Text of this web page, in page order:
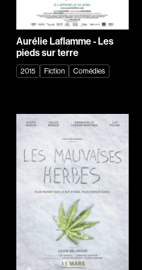
Beaudry Jean
Beaulieu-Cyr Jonathan
Bélanger Louis
Benjelloun Hassan
Bernadet Henry
Berry Tom
Bérubé Claude
Bigras Dan
Binisti Thierry
Bisaillon Marc
Bissonnette Jean
Aurélie Laflamme - Les
pieds sur terre
2015 Fiction Comédies